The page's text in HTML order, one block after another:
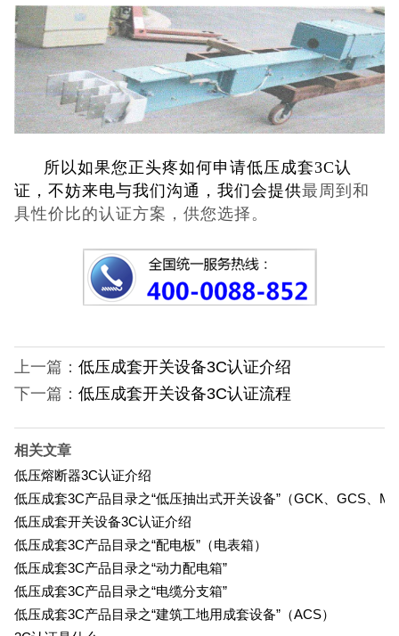
所以如果您正头疼如何申请低压成套3C认
证，不妨来电与我们沟通，我们会提供最周到和
具性价比的认证方案，供您选择。
上一篇： 低压成套开关设备3C认证介绍
下一篇： 低压成套开关设备3C认证流程
相关文章
低压熔断器3C认证介绍
低压成套3C产品目录之“低压抽出式开关设备”（GCK、GCS、
低压成套开关设备3C认证介绍
低压成套3C产品目录之“配电板”（电表箱）
低压成套3C产品目录之“动力配电箱”
低压成套3C产品目录之“电缆分支箱”
低压成套3C产品目录之“建筑工地用成套设备”（ACS）